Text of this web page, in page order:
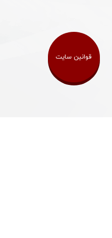
قوانین سایت